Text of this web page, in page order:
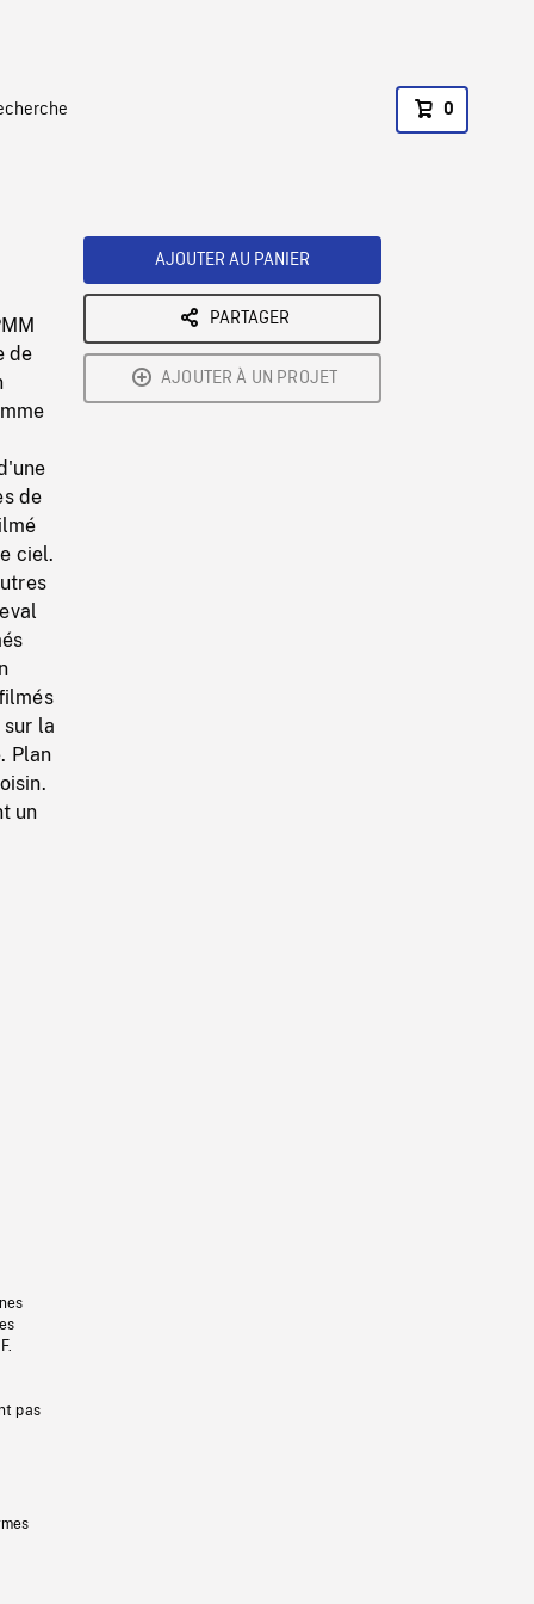
0
de
de
ciel.
la
Plan
un
pas
AJOUTER AU PANIER
PARTAGER
AJOUTER À UN PROJET